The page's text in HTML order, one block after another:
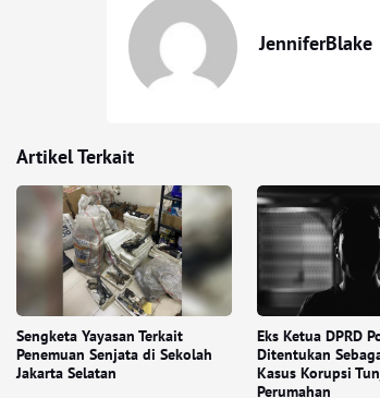
JenniferBlake
Artikel Terkait
Sengketa Yayasan Terkait
Penemuan Senjata di Sekolah
Jakarta Selatan
Eks Ketua DPRD
Ditentukan
Kasus Korupsi
Perumahan